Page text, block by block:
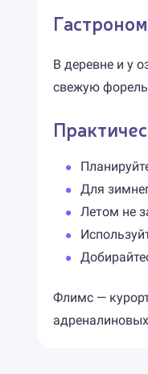
В деревне и у
свежую
Для
Летом не
Флимс —